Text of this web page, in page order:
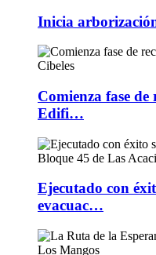
Inicia
Comienza fase de
Edifi…
Ejecutado con
evacuac…